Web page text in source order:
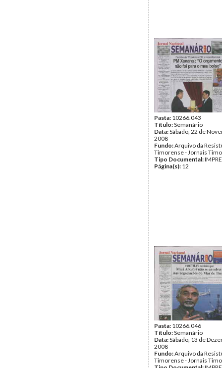
Pasta: 10266.043
Título:Semanário
Data:Sábado, 22 de
2008
Fundo:Arquivo da
Timorense - Jornais
Tipo Documental:
Página(s): 12
Pasta: 10266.046
Título:Semanário
Data:Sábado, 13 de
2008
Fundo:Arquivo da
Timorense - Jornais